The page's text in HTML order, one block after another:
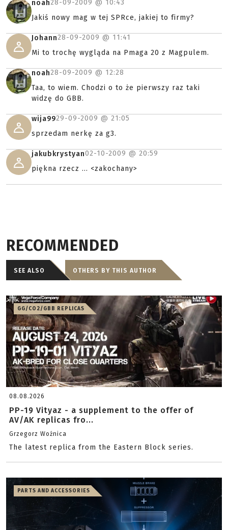
noah28-09-2009 @ 10:43
Jakiś nowy mag w tej SPRce, jakiej to firmy?
Johann28-09-2009 @ 11:41
Mi to trochę wygląda na Pmaga 20 z Magpulem.
noah28-09-2009 @ 12:28
Taa, to wiem. Chodzi o to że pierwszy raz taki
widzę do GBB.
wija9929-09-2009 @ 21:05
sprzedam nerkę za g3.
jakubkrystyan02-10-2009 @ 20:59
piękna rzecz ... <zakochany>
RECOMMENDED
SEE ALSO OTHERS BY THIS AUTHOR
GG/CO2/GBB REPLICAS
08.08.2026
PP-19 Vityaz - a supplement to the offer of
AV/AK replicas fro...
Grzegorz Woźnica
The latest replica from the Eastern Block series.
PARTS AND ACCESSORIES